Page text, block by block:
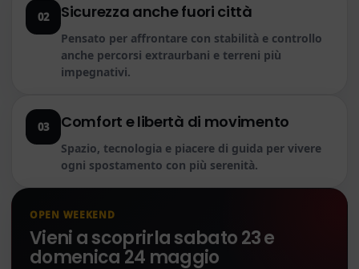
02 Sicurezza anche fuori città
Pensato per affrontare con stabilità e controllo
anche percorsi extraurbani e terreni più
impegnativi.
03 Comfort e libertà di movimento
Spazio, tecnologia e piacere di guida per vivere
ogni spostamento con più serenità.
OPEN WEEKEND
Vieni a scoprirla sabato 23 e
domenica 24 maggio